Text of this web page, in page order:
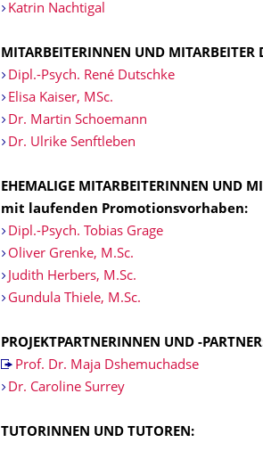
Katrin Nachtigal
MITARBEITERINNEN UND MITARBEITER
Dipl.-Psych. René Dutschke
Elisa Kaiser, MSc.
Dr. Martin Schoemann
Dr. Ulrike Senftleben
EHEMALIGE MITARBEITERINNEN UND
mit laufenden Promotionsvorhaben:
Dipl.-Psych. Tobias Grage
Oliver Grenke, M.Sc.
Judith Herbers, M.Sc.
Gundula Thiele, M.Sc.
PROJEKTPARTNERINNEN UND -
Prof. Dr. Maja Dshemuchadse
Dr. Caroline Surrey
TUTORINNEN UND TUTOREN: